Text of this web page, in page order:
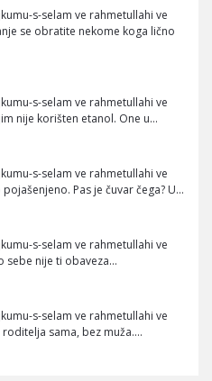
s-selam ve rahmetullahi ve
se obratite nekome koga lično
s-selam ve rahmetullahi ve
nije korišten etanol. One u…
s-selam ve rahmetullahi ve
Pas je čuvar čega? U…
s-selam ve rahmetullahi ve
sebe nije ti obaveza…
s-selam ve rahmetullahi ve
sama, bez muža.…